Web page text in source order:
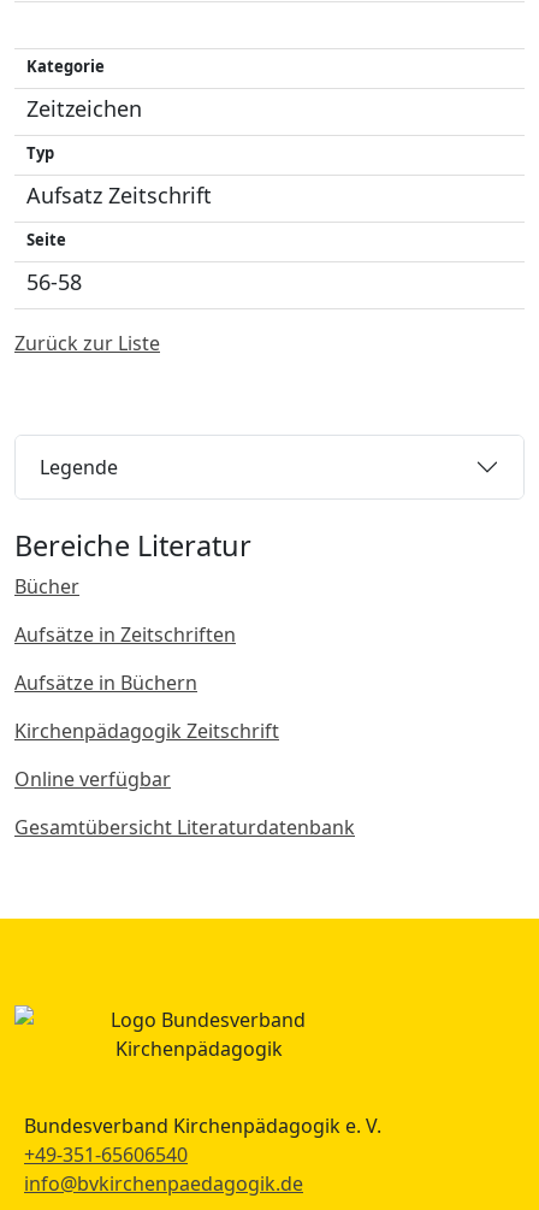
Kategorie
Zeitzeichen
Typ
Aufsatz Zeitschrift
Seite
56-58
Zurück zur Liste
Legende
Bereiche Literatur
Bücher
Aufsätze in Zeitschriften
Aufsätze in Büchern
Kirchenpädagogik Zeitschrift
Online verfügbar
Gesamtübersicht Literaturdatenbank
Bundesverband Kirchenpädagogik e. V.
+49-351-65606540
info@bvkirchenpaedagogik.de